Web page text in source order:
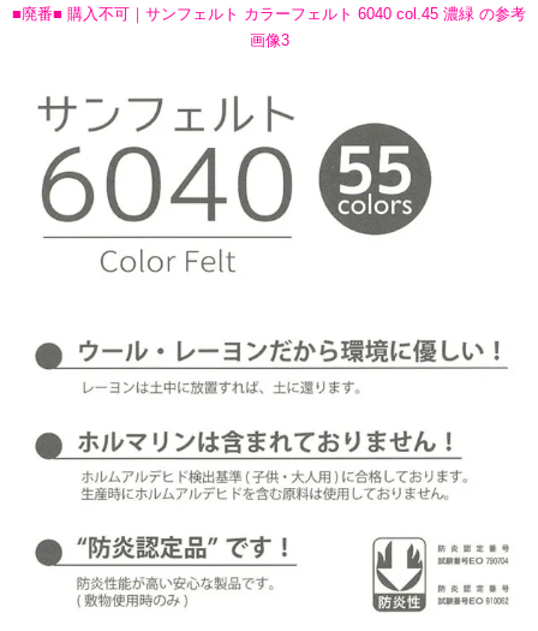
■廃番■ 購入不可｜サンフェルト カラーフェルト 6040 col.45 濃緑 の参考
画像3